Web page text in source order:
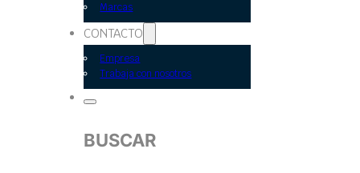
Marcas
CONTACTO
Empresa
Trabaja con nosotros
BUSCAR